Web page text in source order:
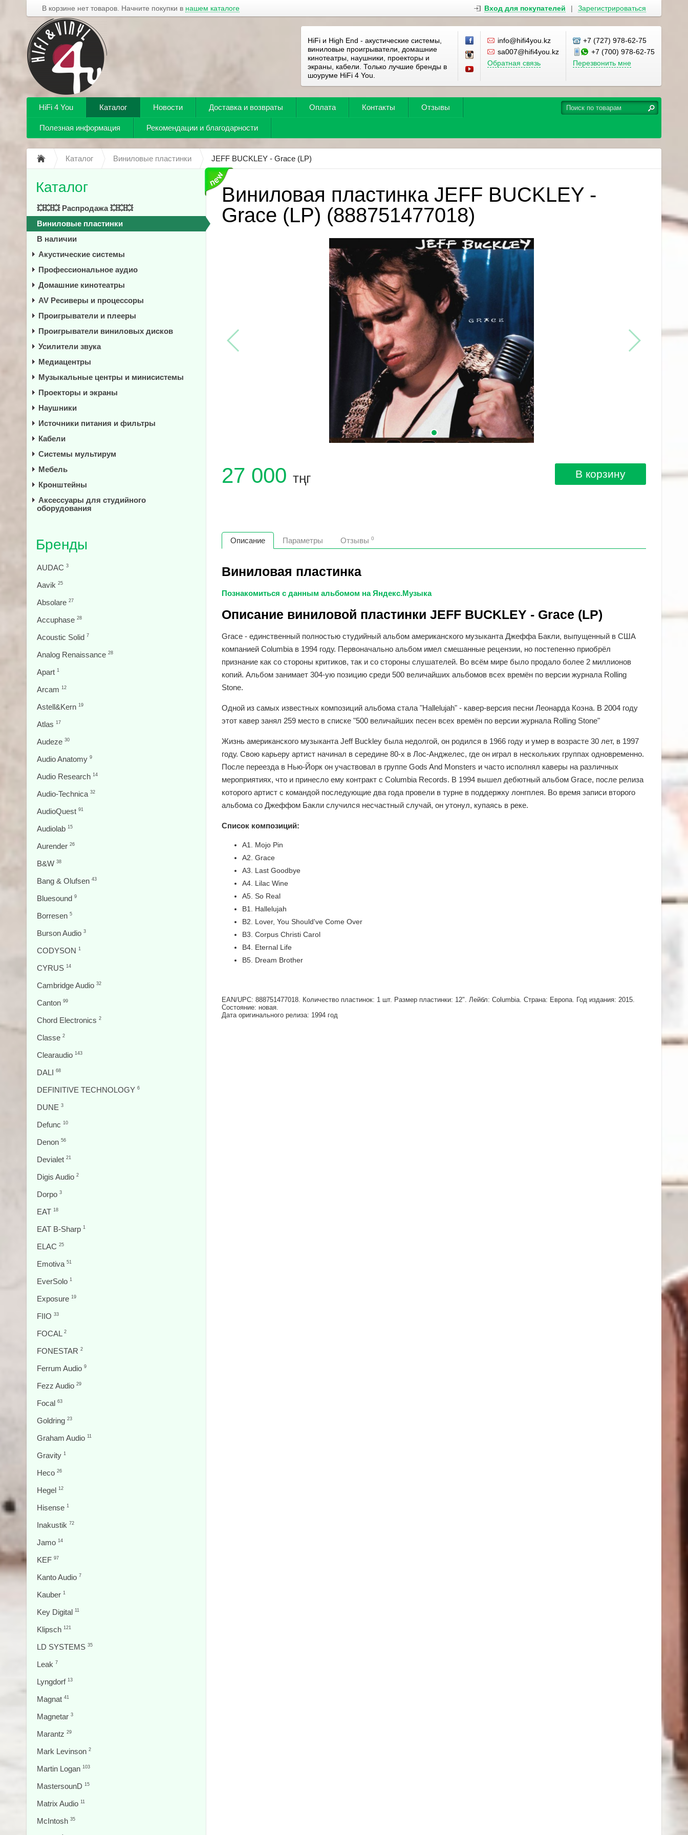
В корзине нет товаров. Начните покупки в нашем каталоге Вход для покупателей | Зарегистрироваться
HiFi и High End - акустические системы,
виниловые проигрыватели, домашние
кинотеатры, наушники, проекторы и
экраны, кабели. Только лучшие бренды в
шоуруме HiFi 4 You.
info@hifi4you.kz
sa007@hifi4you.kz
Обратная связь
+7 (727) 978-62-75
+7 (700) 978-62-75
Перезвонить мне
HiFi 4 You Каталог Новости Доставка и возвраты Оплата Контакты Отзывы
Полезная информация Рекомендации и благодарности
Каталог Виниловые пластинки JEFF BUCKLEY - Grace (LP)
Виниловая пластинка JEFF BUCKLEY -
Grace (LP) (888751477018)
27 000 тңг В корзину
Описание Параметры Отзывы 0
Виниловая пластинка
Познакомиться с данным альбомом на Яндекс.Музыка
Описание виниловой пластинки JEFF BUCKLEY - Grace (LP)
Grace - единственный полностью студийный альбом американского музыканта Джеффа Бакли, выпущенный в США
компанией Columbia в 1994 году. Первоначально альбом имел смешанные рецензии, но постепенно приобрёл
признание как со стороны критиков, так и со стороны слушателей. Во всём мире было продало более 2 миллионов
копий. Альбом занимает 304-ую позицию среди 500 величайших альбомов всех времён по версии журнала Rolling
Stone.
Одной из самых известных композиций альбома стала "Hallelujah" - кавер-версия песни Леонарда Коэна. В 2004 году
этот кавер занял 259 место в списке "500 величайших песен всех времён по версии журнала Rolling Stone"
Жизнь американского музыканта Jeff Buckley была недолгой, он родился в 1966 году и умер в возрасте 30 лет, в 1997
году. Свою карьеру артист начинал в середине 80-х в Лос-Анджелес, где он играл в нескольких группах одновременно.
После переезда в Нью-Йорк он участвовал в группе Gods And Monsters и часто исполнял каверы на различных
мероприятиях, что и принесло ему контракт с Columbia Records. В 1994 вышел дебютный альбом Grace, после релиза
которого артист с командой последующие два года провели в турне в поддержку лонгплея. Во время записи второго
альбома со Джеффом Бакли случился несчастный случай, он утонул, купаясь в реке.
Список композиций:
A1. Mojo Pin
A2. Grace
A3. Last Goodbye
A4. Lilac Wine
A5. So Real
B1. Hallelujah
B2. Lover, You Should've Come Over
B3. Corpus Christi Carol
B4. Eternal Life
B5. Dream Brother
EAN/UPC: 888751477018. Количество пластинок: 1 шт. Размер пластинки: 12". Лейбл: Columbia. Страна: Европа. Год издания: 2015.
Состояние: новая.
Дата оригинального релиза: 1994 год
Каталог
💥💥💥 Распродажа 💥💥💥
Виниловые пластинки
В наличии
Акустические системы
Профессиональное аудио
Домашние кинотеатры
AV Ресиверы и процессоры
Проигрыватели и плееры
Проигрыватели виниловых дисков
Усилители звука
Медиацентры
Музыкальные центры и минисистемы
Проекторы и экраны
Наушники
Источники питания и фильтры
Кабели
Системы мультирум
Мебель
Кронштейны
Аксессуары для студийного
оборудования
Бренды
AUDAC 3
Aavik 25
Absolare 27
Accuphase 28
Acoustic Solid 7
Analog Renaissance 28
Apart 1
Arcam 12
Astell&Kern 19
Atlas 17
Audeze 30
Audio Anatomy 9
Audio Research 14
Audio-Technica 32
AudioQuest 91
Audiolab 15
Aurender 26
B&W 38
Bang & Olufsen 43
Bluesound 9
Borresen 5
Burson Audio 3
CODYSON 1
CYRUS 14
Cambridge Audio 32
Canton 99
Chord Electronics 2
Classe 2
Clearaudio 143
DALI 68
DEFINITIVE TECHNOLOGY 6
DUNE 3
Defunc 10
Denon 56
Devialet 21
Digis Audio 2
Dorpo 3
EAT 18
EAT B-Sharp 1
ELAC 25
Emotiva 51
EverSolo 1
Exposure 19
FIIO 33
FOCAL 2
FONESTAR 2
Ferrum Audio 9
Fezz Audio 29
Focal 63
Goldring 23
Graham Audio 11
Gravity 1
Heco 26
Hegel 12
Hisense 1
Inakustik 72
Jamo 14
KEF 97
Kanto Audio 7
Kauber 1
Key Digital 11
Klipsch 121
LD SYSTEMS 35
Leak 7
Lyngdorf 13
Magnat 41
Magnetar 3
Marantz 29
Mark Levinson 2
Martin Logan 103
MastersounD 15
Matrix Audio 11
McIntosh 35